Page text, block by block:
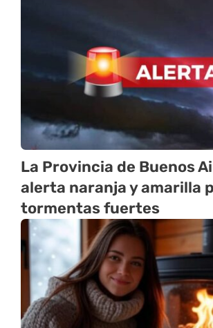
La Provincia de Buenos
alerta naranja y amarilla
tormentas fuertes